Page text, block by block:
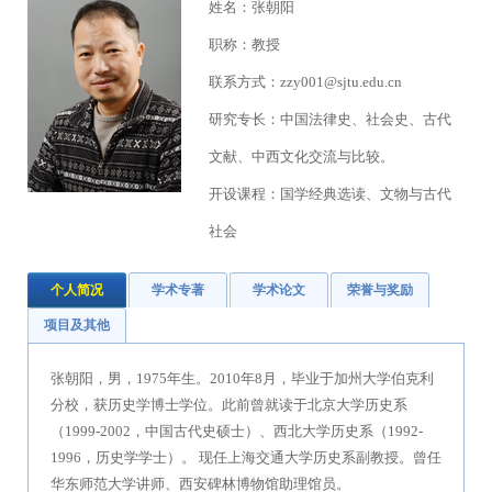
姓名：张朝阳
职称：教授
联系方式：zzy001@sjtu.edu.cn
研究专长：中国法律史、社会史、古代
文献、中西文化交流与比较。
开设课程：国学经典选读、文物与古代
社会
个人简况 学术专著 学术论文 荣誉与奖励
项目及其他
张朝阳，男，1975年生。2010年8月，毕业于加州大学伯克利
分校，获历史学博士学位。此前曾就读于北京大学历史系
（1999-2002，中国古代史硕士）、西北大学历史系（1992-
1996，历史学学士）。 现任上海交通大学历史系副教授。曾任
华东师范大学讲师、西安碑林博物馆助理馆员。